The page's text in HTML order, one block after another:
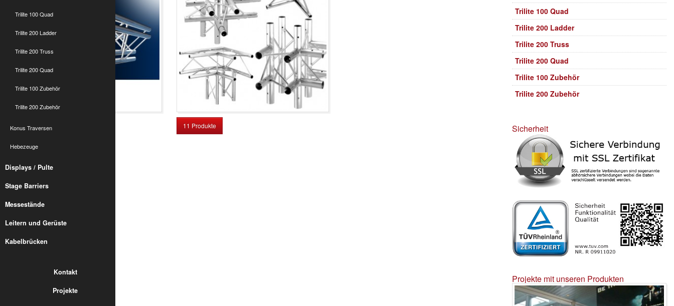
Trilite 100 Quad
Trilite 200 Ladder
Trilite 200 Truss
Trilite 200 Quad
Trilite 100 Zubehör
Trilite 200 Zubehör
Konus Traversen
Hebezeuge
Displays / Pulte
Stage Barriers
Messestände
Leitern und Gerüste
Kabelbrücken
Kontakt
Projekte
9 Produkte 11 Produkte
Trilite 100 Quad
Trilite 200 Ladder
Trilite 200 Truss
Trilite 200 Quad
Trilite 100 Zubehör
Trilite 200 Zubehör
Sicherheit
Projekte mit unseren Produkten